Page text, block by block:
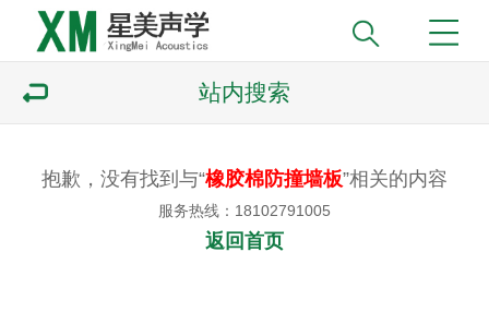
站内搜索
抱歉，没有找到与“橡胶棉防撞墙板”相关的内容
服务热线：18102791005
返回首页